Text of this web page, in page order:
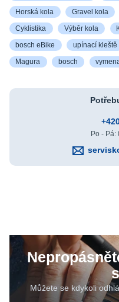
Horská kola Gravel kola
Cyklistika Výběr kola
bosch eBike upínací kleště
Magura bosch
Po - Pá:
Můžete se kdykoli